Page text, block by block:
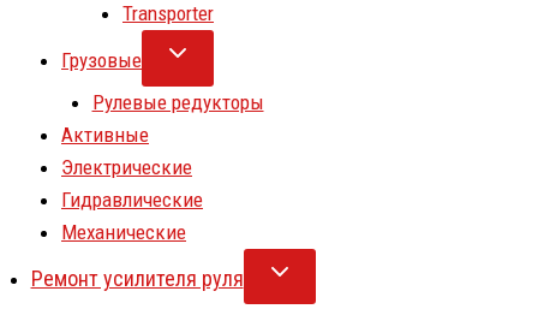
Transporter
Грузовые
Рулевые редукторы
Активные
Электрические
Гидравлические
Механические
Ремонт усилителя руля